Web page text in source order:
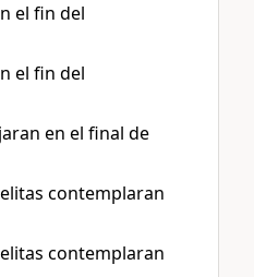
el fin del
el fin del
en el final de
contemplaran
contemplaran